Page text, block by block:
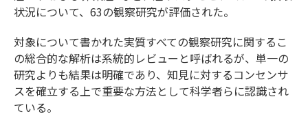
状況について、63の観察研究が評価された。
対象について書かれた実質すべての観察研究に関するこ
の総合的な解析は系統的レビューと呼ばれるが、単一の
研究よりも結果は明確であり、知見に対するコンセンサ
スを確立する上で重要な方法として科学者らに認識され
ている。